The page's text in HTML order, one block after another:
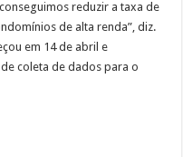
reduzir a taxa de
de alta renda”, diz.
em 14 de abril e
coleta de dados para o